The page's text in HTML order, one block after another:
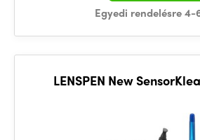
Egyedi rendelésre 4-
LENSPEN New